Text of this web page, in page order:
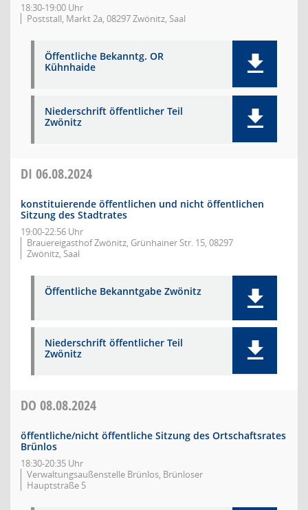
18:30-19:00 Uhr
Poststall, Markt 2a, 08297 Zwönitz, Saal
Öffentliche Bekanntg. OR
Kühnhaide
Niederschrift öffentlicher Teil
Zwönitz
DI 06.08.2024
konstituierende öffentlichen und nicht öffentlichen
Sitzung des Stadtrates
19:00-22:56 Uhr
Brauereigasthof Zwönitz, Grünhainer Str. 15, 08297
Zwönitz, Saal
Öffentliche Bekanntgabe Zwönitz
Niederschrift öffentlicher Teil
Zwönitz
DO 08.08.2024
öffentliche/nicht öffentliche Sitzung des Ortschaftsrates
Brünlos
18:30-20:35 Uhr
Verwaltungsaußenstelle Brünlos, Brünloser
Hauptstraße 5